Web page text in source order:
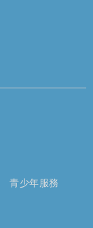
青少年服務